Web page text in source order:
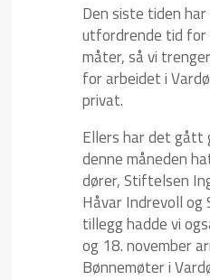
Den siste tiden
utfordrende tid for
måter, så vi
for arbeidet i
privat.
Ellers har det gått
denne måneden
dører, Stiftelsen
Håvar Indrevoll
tillegg hadde vi
og 18. november
Bønnemøter i